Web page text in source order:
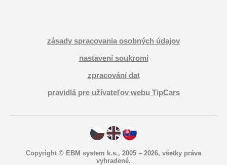
zásady spracovania osobných údajov
nastavení soukromí
zpracování dat
pravidlá pre užívateľov webu TipCars
Copyright © EBM system k.s., 2005 – 2026, všetky práva
vyhradené.